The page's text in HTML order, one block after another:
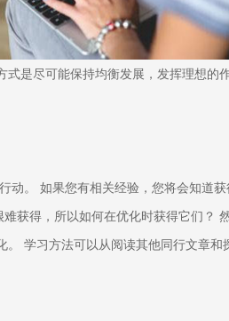
是尽可能保持均衡发展，发挥理想的
。 如果您有相关经验，您将会知道
获得，所以如何在优化时获得它们？
学习方法可以从阅读其他同行文章